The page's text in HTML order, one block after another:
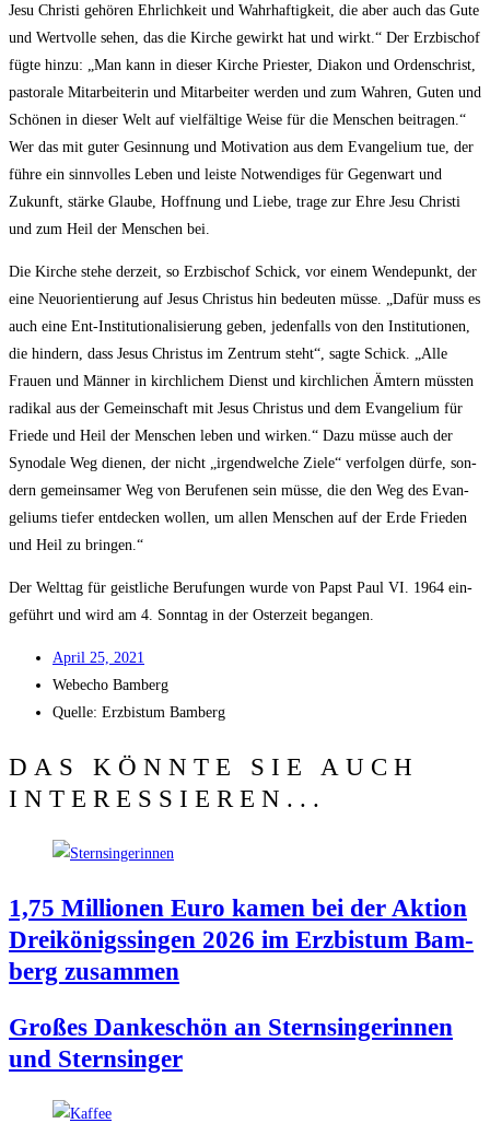
Jesu Chris­ti gehö­ren Ehr­lich­keit und Wahr­haf­tig­keit, die aber auch das Gute
und Wert­vol­le sehen, das die Kir­che gewirkt hat und wirkt.“ Der Erz­bi­schof
füg­te hin­zu: „Man kann in die­ser Kir­che Pries­ter, Dia­kon und Ordens­christ,
pas­to­ra­le Mit­ar­bei­te­rin und Mit­ar­bei­ter wer­den und zum Wah­ren, Guten und
Schö­nen in die­ser Welt auf viel­fäl­ti­ge Wei­se für die Men­schen bei­tra­gen.“
Wer das mit guter Gesin­nung und Moti­va­ti­on aus dem Evan­ge­li­um tue, der
füh­re ein sinn­vol­les Leben und leis­te Not­wen­di­ges für Gegen­wart und
Zukunft, stär­ke Glau­be, Hoff­nung und Lie­be, tra­ge zur Ehre Jesu Chris­ti
und zum Heil der Men­schen bei.
Die Kir­che ste­he der­zeit, so Erz­bi­schof Schick, vor einem Wen­de­punkt, der
eine Neu­ori­en­tie­rung auf Jesus Chris­tus hin bedeu­ten müs­se. „Dafür muss es
auch eine Ent-Insti­tu­tio­na­li­sie­rung geben, jeden­falls von den Insti­tu­tio­nen,
die hin­dern, dass Jesus Chris­tus im Zen­trum steht“, sag­te Schick. „Alle
Frau­en und Män­ner in kirch­li­chem Dienst und kirch­li­chen Ämtern müss­ten
radi­kal aus der Gemein­schaft mit Jesus Chris­tus und dem Evan­ge­li­um für
Frie­de und Heil der Men­schen leben und wir­ken.“ Dazu müs­se auch der
Syn­oda­le Weg die­nen, der nicht „irgend­wel­che Zie­le“ ver­fol­gen dür­fe, son­
dern gemein­sa­mer Weg von Beru­fe­nen sein müs­se, die den Weg des Evan­
ge­li­ums tie­fer ent­de­cken wol­len, um allen Men­schen auf der Erde Frie­den
und Heil zu bringen.“
Der Welt­tag für geist­li­che Beru­fun­gen wur­de von Papst Paul VI. 1964 ein­
ge­führt und wird am 4. Sonn­tag in der Oster­zeit begangen.
April 25, 2021
Web­echo Bamberg
Quel­le: Erz­bis­tum Bamberg
DAS KÖNNTE SIE AUCH
INTERESSIEREN...
1,75 Mil­lio­nen Euro kamen bei der Akti­on
Drei­kö­nigs­sin­gen 2026 im Erz­bis­tum Bam­
berg zusammen
Gro­ßes Dan­ke­schön an Stern­sin­ge­rin­nen
und Sternsinger